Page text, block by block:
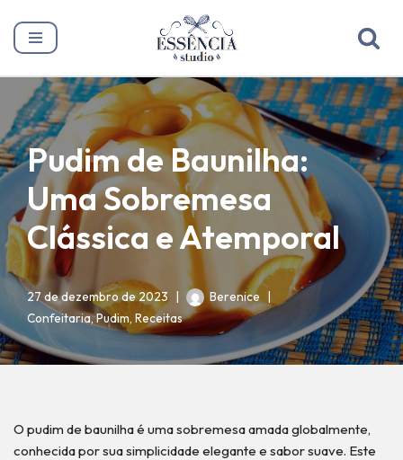
Pular
conteúdo
Pudim de Baunilha:
Uma Sobremesa
Clássica e Atemporal
27 de dezembro de 2023
Berenice
Confeitaria,Pudim, Receitas
O pudim de baunilha é uma sobremesa amada globalmente,
conhecida por sua simplicidade elegante e sabor suave. Este